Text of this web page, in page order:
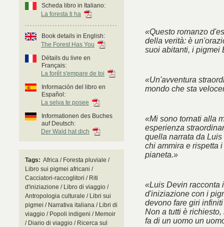
Scheda libro in Italiano:
La foresta ti ha
Book details in English:
The Forest Has You
Détails du livre en
Français:
La forêt s'empare de toi
Información del libro en
Español:
La selva te posee
Informationen des Buches
auf Deutsch:
Der Wald hat dich
Tags: Africa / Foresta pluviale /
Libro sui pigmei africani /
Cacciatori-raccoglitori / Riti
d'iniziazione / Libro di viaggio /
Antropologia culturale / Libri sui
pigmei / Narrativa italiana / Libri di
viaggio / Popoli indigeni / Memoir
/ Diario di viaggio / Ricerca sul
«Questo romanzo
della verità: è
suoi abitanti, i pigmei
«Un'avventura
mondo che sta
«Mi sono tornati alla
esperienza
quella narrata da
chi ammira e rispetta
pianeta.»
«Luis Devin racconta
d'iniziazione con i
devono fare giri
Non a tutti è
fa di un uomo un